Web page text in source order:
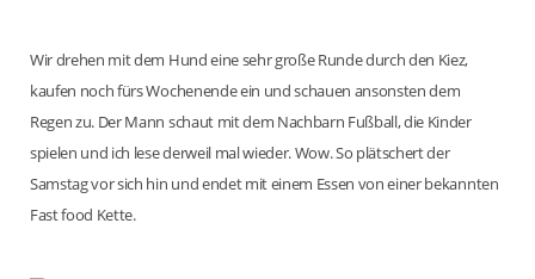
Wir drehen mit dem Hund eine sehr große Runde durch den Kiez,
kaufen noch fürs Wochenende ein und schauen ansonsten dem
Regen zu. Der Mann schaut mit dem Nachbarn Fußball, die Kinder
spielen und ich lese derweil mal wieder. Wow. So plätschert der
Samstag vor sich hin und endet mit einem Essen von einer bekannten
Fast food Kette.